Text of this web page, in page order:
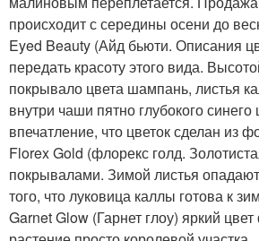
происходит с середины осени до
Eyed Beauty (Айд бьюти. Описания
передать красоту этого вида.
покрывало цвета шампань, листья
внутри чаши пятно глубокого синего
впечатление, что цветок сделан из
Florex Gold (флорекс голд.
покрывалами. Зимой листья опадают
того, что луковица каллы готова к
Garnet Glow (Гарнет глоу) яркий